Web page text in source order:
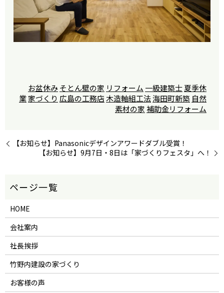
お盆休みそとん壁の家 リフォーム 一級建築士夏季休
業家づくり 広島の工務店木造軸組工法海田町新築 自然
素材の家補助金リフォーム
【お知らせ】Panasonicデザインアワードダブル受賞！
【お知らせ】9月7日・8日は「家づくりフェスタ」へ！
HOME
会社案内
社長挨拶
竹野内建設の家づくり
お客様の声